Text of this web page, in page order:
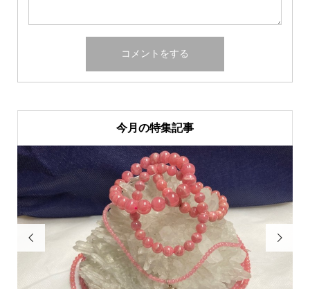
今月の特集記事
 